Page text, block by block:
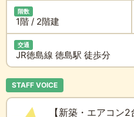
階数
1階 / 2階建
交通
JR徳島線 徳島駅 徒歩分
STAFF VOICE
【新築・エアコン